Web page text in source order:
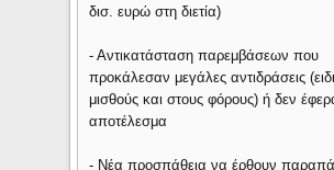
δισ. ευρώ στη διετία)
- Αντικατάσταση παρεμβάσεων που
προκάλεσαν μεγάλες αντιδράσεις
μισθούς και στους φόρους) ή δεν
αποτέλεσμα
- Νέα προσπάθεια να έρθουν